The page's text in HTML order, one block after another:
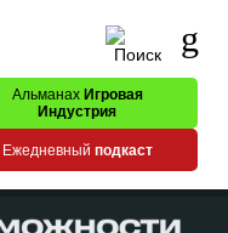
Альманах Игровая
Индустрия
Ежедневный подкаст